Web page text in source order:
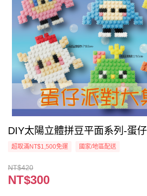
DIY太陽立體拼豆平面系列-蛋
超取滿NT$1,500免運 國家/地區配送
NT$420
NT$300